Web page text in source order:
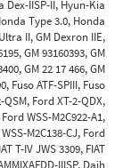
Dex-IISP-II, Hyun-Kia
Type 3.0, Honda
II, GM Dexron IIE,
GM 93160393, GM
GM 22 17 466, GM
Fuso ATF-SPIII, Fuso
QSM, Ford XT-2-QDX,
WSS-M2C922-A1,
M2C138-CJ, Ford
T-IV JWS 3309, FIAT
IIISP, Daih